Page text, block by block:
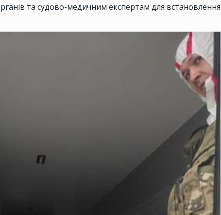
та судово-медичним експертам для встановлення